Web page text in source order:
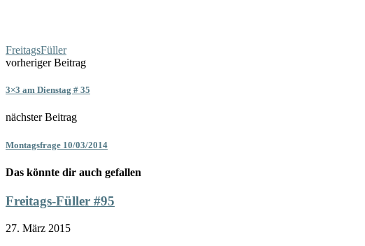
FreitagsFüller
vorheriger Beitrag
3×3 am Dienstag # 35
nächster Beitrag
Montagsfrage 10/03/2014
Das könnte dir auch gefallen
Freitags-Füller #95
27. März 2015